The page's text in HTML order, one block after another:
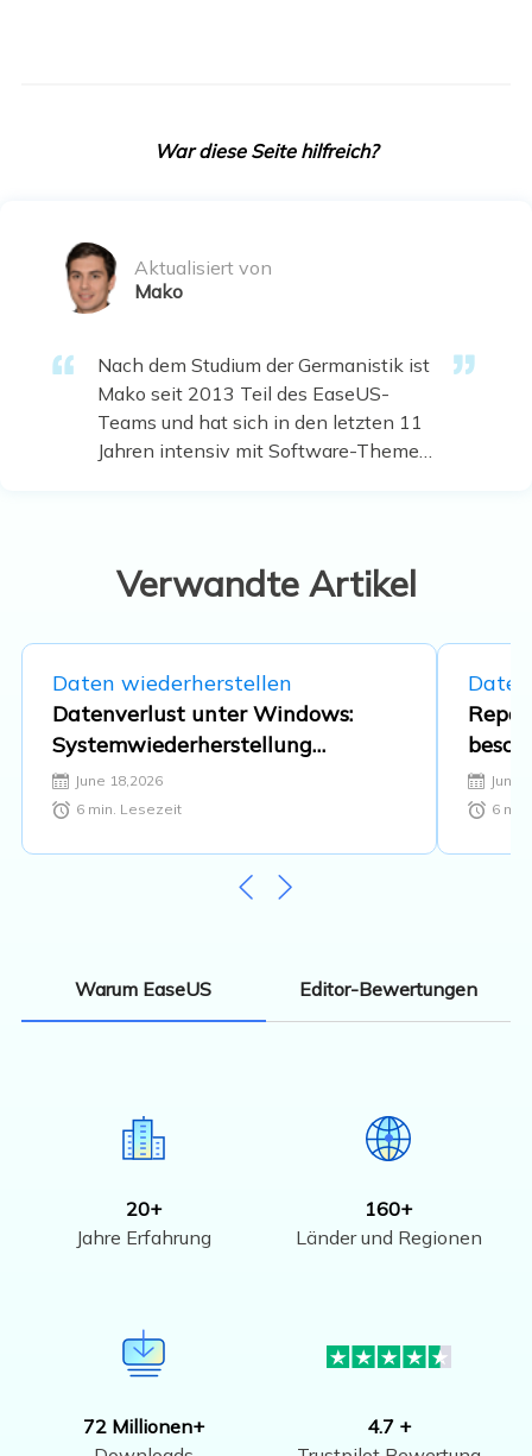
War diese Seite hilfreich?
Aktualisiert von
Mako
Nach dem Studium der Germanistik ist
Mako seit 2013 Teil des EaseUS-
Teams und hat sich in den letzten 11
Jahren intensiv mit Software-Themen
Multimedia-Software. …
Verwandte Artikel
Daten wiederherstellen
Datenverlust unter Windows:
Systemwiederherstellung
rückgängig machen
June 18,2026
6min. Lesezeit
June
6
Warum EaseUS Editor-Bewertungen
20+
Jahre Erfahrung
160+
Länder und Regionen
72 Millionen+
4.7 +